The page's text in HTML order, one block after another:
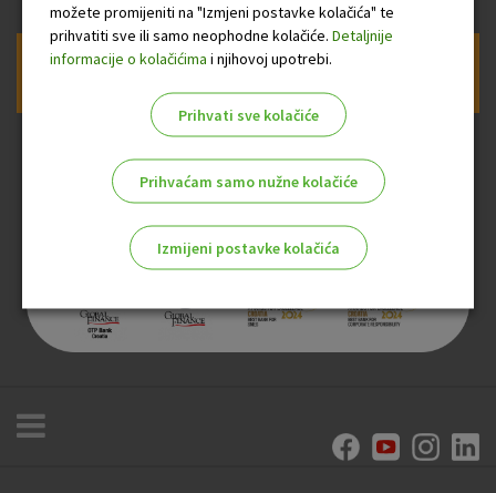
Prijava na newsletter OTP banke
možete promijeniti na "Izmjeni postavke kolačića" te
prihvatiti sve ili samo neophodne kolačiće. Detaljnije
informacije o kolačićima i njihovoj upotrebi.
Prihvati sve kolačiće
Prihvaćam samo nužne kolačiće
Izmijeni postavke kolačića